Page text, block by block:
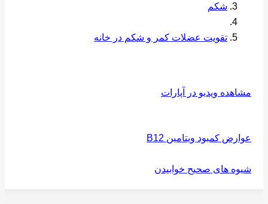
شکم
تقویت عضلات کمر و شکم در خانه
مشاهده ویدیو در آپارات
عوارض کمبود ویتامین B12
شیوه های صحیح خوابیدن